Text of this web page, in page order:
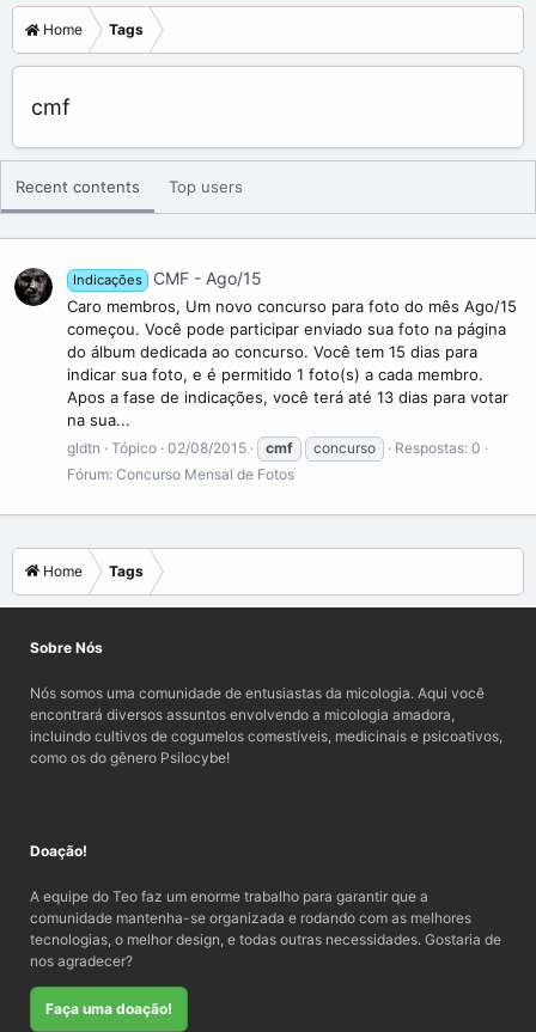
Home Tags
cmf
Recent contents Top users
Indicações CMF - Ago/15
Caro membros, Um novo concurso para foto do mês Ago/15
começou. Você pode participar enviado sua foto na página
do álbum dedicada ao concurso. Você tem 15 dias para
indicar sua foto, e é permitido 1 foto(s) a cada membro.
Apos a fase de indicações, você terá até 13 dias para votar
na sua...
gldtn Tópico 02/08/2015 cmf concurso
Respostas: 0
Fórum: Concurso Mensal de Fotos
Home Tags
Sobre Nós
Nós somos uma comunidade de entusiastas da micologia. Aqui você
encontrará diversos assuntos envolvendo a micologia amadora,
incluindo cultivos de cogumelos comestíveis, medicinais e psicoativos,
como os do gênero Psilocybe!
Doação!
A equipe do Teo faz um enorme trabalho para garantir que a
comunidade mantenha-se organizada e rodando com as melhores
tecnologias, o melhor design, e todas outras necessidades. Gostaria de
nos agradecer?
Faça uma doação!